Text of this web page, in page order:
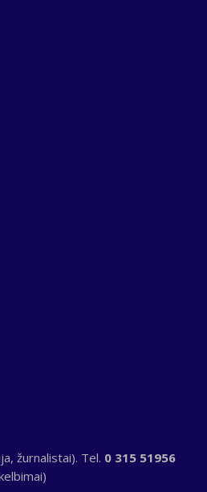
žurnalistai). Tel. 0 315 51956